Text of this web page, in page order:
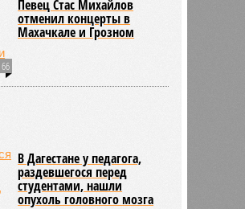
66
Певец Стас Михайлов
отменил концерты в
Махачкале и Грозном
В Дагестане у педагога,
раздевшегося перед
студентами, нашли
опухоль головного мозга